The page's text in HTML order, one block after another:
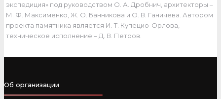
экспедиция» под руководством О. А. Дробнич, архитекторы –
М. Ф. Максименко, Ж. О. Банникова и О. В. Ганичева. Автором
проекта памятника является И. Т. Купецио-Орлова,
техническое исполнение – Д. В. Петров.
Об организации